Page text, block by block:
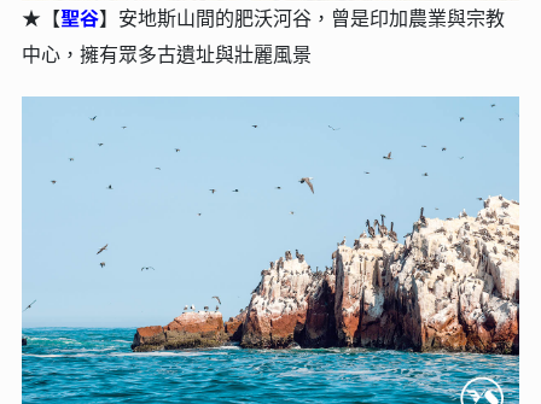
★【聖谷】安地斯山間的肥沃河谷，曾是印加農業與宗教
中心，擁有眾多古遺址與壯麗風景